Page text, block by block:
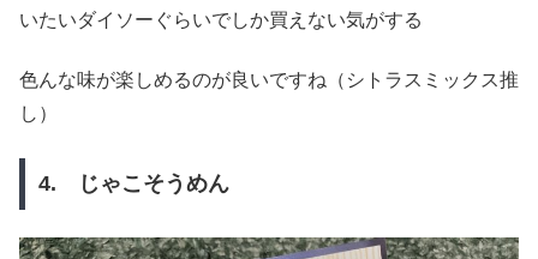
いたいダイソーぐらいでしか買えない気がする
色んな味が楽しめるのが良いですね（シトラスミックス推
し）
4. じゃこそうめん